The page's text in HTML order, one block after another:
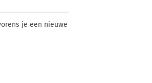
je een nieuwe